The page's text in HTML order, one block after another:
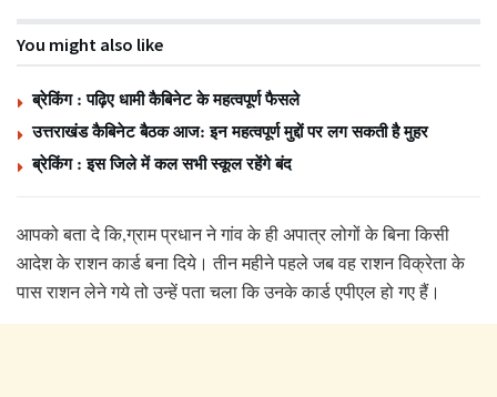
You might also like
ब्रेकिंग : पढ़िए धामी कैबिनेट के महत्वपूर्ण फैसले
उत्तराखंड कैबिनेट बैठक आज: इन महत्वपूर्ण मुद्दों पर लग सकती है मुहर
ब्रेकिंग : इस जिले में कल सभी स्कूल रहेंगे बंद
आपको बता दे कि,ग्राम प्रधान ने गांव के ही अपात्र लोगों के बिना किसी
आदेश के राशन कार्ड बना दिये। तीन महीने पहले जब वह राशन विक्रेता के
पास राशन लेने गये तो उन्हें पता चला कि उनके कार्ड एपीएल हो गए हैं।